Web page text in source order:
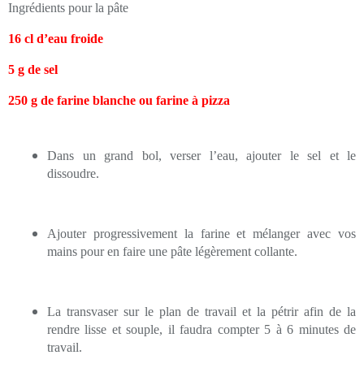
Ingrédients pour la pâte
16 cl d’eau froide
5 g de sel
250 g de farine blanche ou farine à pizza
Dans un grand bol, verser l’eau, ajouter le sel et le
dissoudre.
Ajouter progressivement la farine et mélanger avec vos
mains pour en faire une pâte légèrement collante.
La transvaser sur le plan de travail et la pétrir afin de la
rendre lisse et souple, il faudra compter 5 à 6 minutes de
travail.